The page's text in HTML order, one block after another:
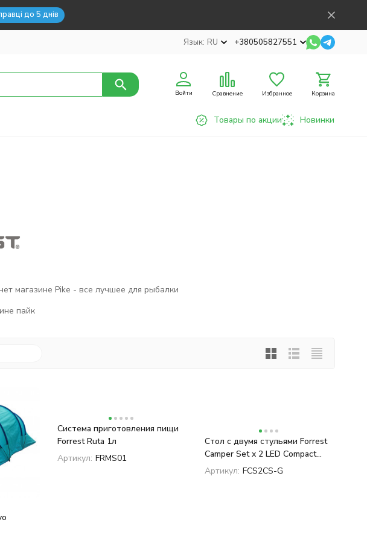
до 5 днів
Язык: RU +380505827551
Войти Сравнение Избранное Корзина
Товары по акции Новинки
магазине Pike - все лучшее для рыбалки
пайк
Система приготовления пищи
Forrest Ruta 1л
Артикул: FRMS01
Стол с двумя стульями Forrest
Camper Set x 2 LED Compact
Series Green
Артикул: FCS2CS-G